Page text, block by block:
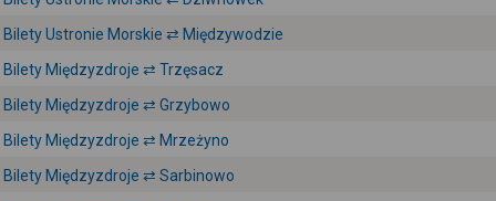
Bilety Ustronie Morskie ⇄ Międzywodzie
Bilety Międzyzdroje ⇄ Trzęsacz
Bilety Międzyzdroje ⇄ Grzybowo
Bilety Międzyzdroje ⇄ Mrzeżyno
Bilety Międzyzdroje ⇄ Sarbinowo